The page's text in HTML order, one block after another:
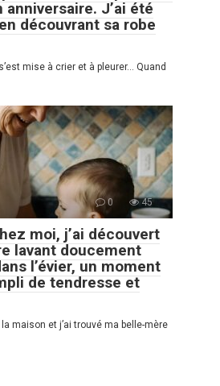
anniversaire. J’ai été
découvrant sa robe
mise à crier et à pleurer… Quand
0 45
moi, j’ai découvert
lavant doucement
l’évier, un moment
de tendresse et
maison et j’ai trouvé ma belle-mère